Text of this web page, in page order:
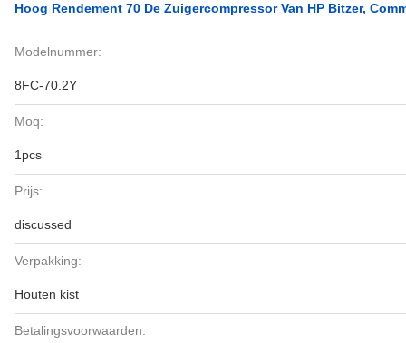
Hoog Rendement 70 De Zuigercompressor Van HP Bitzer,
Modelnummer:
8FC-70.2Y
Moq:
1pcs
Prijs:
discussed
Verpakking:
Houten kist
Betalingsvoorwaarden: